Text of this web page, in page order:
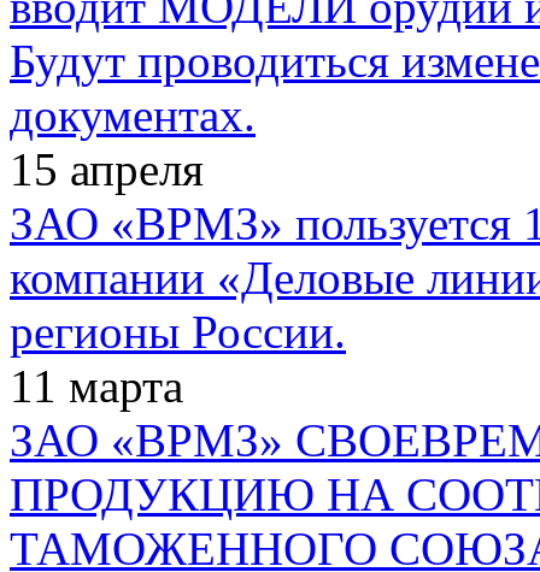
Будут проводиться
документах.
15 апреля
ЗАО «ВРМЗ» пользуется
компании «Деловые
регионы России.
11 марта
ЗАО «ВРМЗ»
ПРОДУКЦИЮ НА
ТАМОЖЕННОГО